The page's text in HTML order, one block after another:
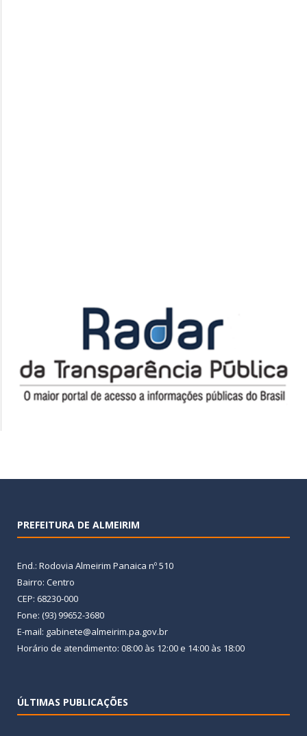
PREFEITURA DE ALMEIRIM
End.: Rodovia Almeirim Panaica nº 510
Bairro: Centro
CEP: 68230-000
Fone: (93) 99652-3680
E-mail: gabinete@almeirim.pa.gov.br
Horário de atendimento: 08:00 às 12:00 e 14:00 às 18:00
ÚLTIMAS PUBLICAÇÕES